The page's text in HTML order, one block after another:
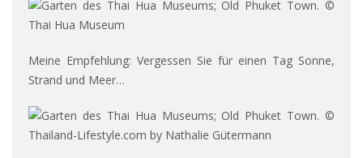
Meine Empfehlung: Vergessen Sie für einen Tag Sonne,
Strand und Meer…